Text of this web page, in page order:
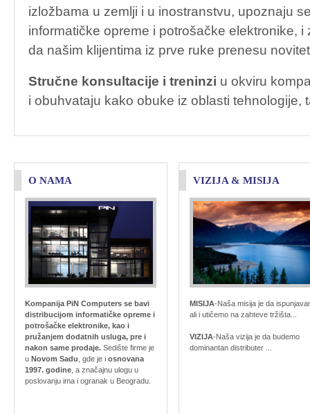
izložbama u zemlji i u inostranstvu, upoznaju
informatičke opreme i potrošačke elektronike,
da našim klijentima iz prve ruke prenesu
Stručne konsultacije i treninzi u okviru
i obuhvataju kako obuke iz oblasti tehnologije,
O NAMA
Kompanija PiN Computers se bavi
distribucijom informatičke opreme i
potrošačke elektronike, kao i
pružanjem dodatnih usluga, pre i
nakon same prodaje. Sedište firme je
u Novom Sadu , gde je i osnovana
1997. godine , a značajnu ulogu u
poslovanju ima i ogranak u Beogradu.
VIZIJA & MISIJA
MISIJA-Naša misija je da
ali i utičemo na zahteve tržišta...
VIZIJA-Naša vizija je da budemo
dominantan distributer ...